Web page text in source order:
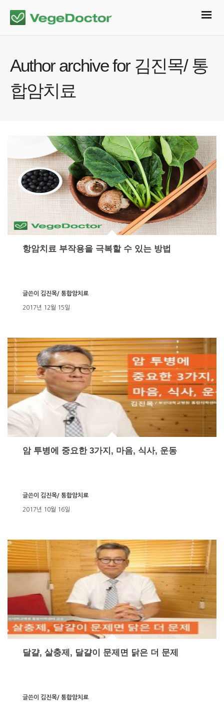
Author archive for 김진목/ 통
합암치료
항암치료 부작용을 극복할 수 있는 방법
2017년 12월 15일
글쓴이 김진목/ 통합암치료
암 투병에 중요한 3가지, 마음, 식사, 운동
2017년 10월 16일
글쓴이 김진목/ 통합암치료
달걀, 살충제, 달걀이 문제면 닭은 더 문제
글쓴이 김진목/ 통합암치료